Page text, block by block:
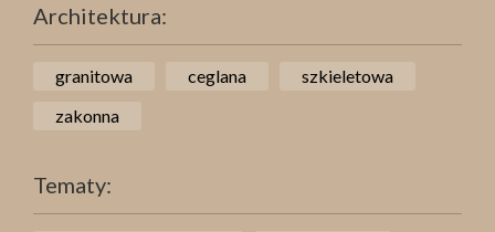
Architektura:
granitowa ceglana
szkieletowa
zakonna
Tematy: